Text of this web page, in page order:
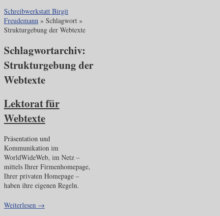
Schreibwerkstatt Birgit
Freudemann » Schlagwort »
Strukturgebung der Webtexte
Schlagwortarchiv:
Strukturgebung der
Webtexte
Lektorat für
Webtexte
Präsentation und
Kommunikation im
WorldWideWeb, im Netz –
mittels Ihrer Firmenhomepage,
Ihrer privaten Homepage –
haben ihre eigenen Regeln.
Weiterlesen →